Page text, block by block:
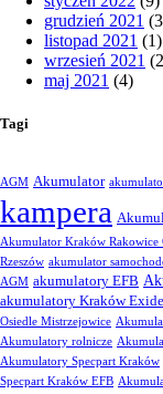
grudzień 2021
listopad 2021 (1)
wrzesień 2021
maj 2021 (4)
Tagi
AGM Akumulator
kampera
Akumulator Kraków Rakowice
Rzeszów akumulator
AGM akumulatory EFB
akumulatory Kraków Exide
Osiedle Mistrzejowice
Akumulatory rolnicze
Akumulatory Specpart Kraków
Specpart Kraków EFB